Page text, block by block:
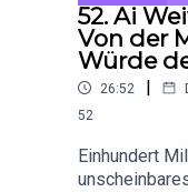
52. Ai
Von der
Würde
26:52 |
52
Einhundert